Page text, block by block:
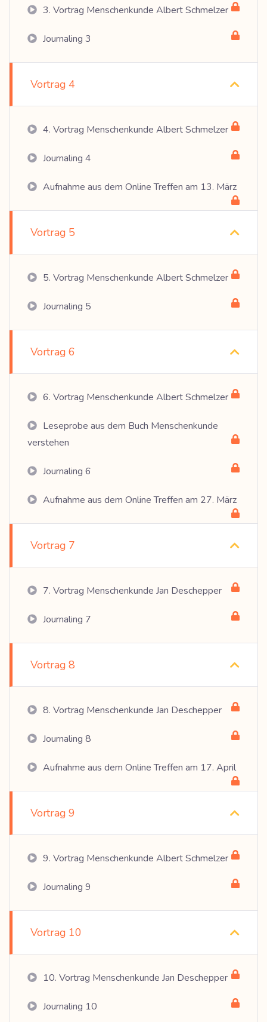
3. Vortrag Menschenkunde Albert Schmelzer
Journaling 3
Vortrag 4
4. Vortrag Menschenkunde Albert Schmelzer
Journaling 4
Aufnahme aus dem Online Treffen am 13. März
Vortrag 5
5. Vortrag Menschenkunde Albert Schmelzer
Journaling 5
Vortrag 6
6. Vortrag Menschenkunde Albert Schmelzer
Leseprobe aus dem Buch Menschenkunde
verstehen
Journaling 6
Aufnahme aus dem Online Treffen am 27. März
Vortrag 7
7. Vortrag Menschenkunde Jan Deschepper
Journaling 7
Vortrag 8
8. Vortrag Menschenkunde Jan Deschepper
Journaling 8
Aufnahme aus dem Online Treffen am 17. April
Vortrag 9
9. Vortrag Menschenkunde Albert Schmelzer
Journaling 9
Vortrag 10
10. Vortrag Menschenkunde Jan Deschepper
Journaling 10